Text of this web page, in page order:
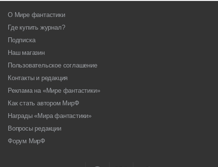
О Мире фантастики
Где купить журнал?
Подписка
Наш магазин
Пользовательское соглашение
Контакты и редакция
Реклама на «Мире фантастики»
Как стать автором МирФ
Награды «Мира фантастики»
Вопросы редакции
Форум МирФ